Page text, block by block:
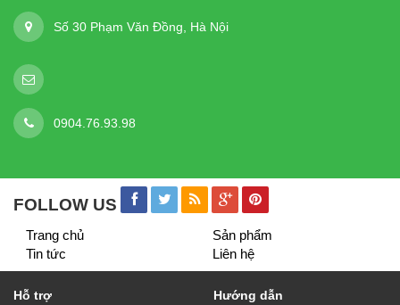
Số 30 Phạm Văn Đồng, Hà Nội
0904.76.93.98
FOLLOW US
Trang chủ
Sản phẩm
Tin tức
Liên hệ
Hỗ trợ
Hướng dẫn